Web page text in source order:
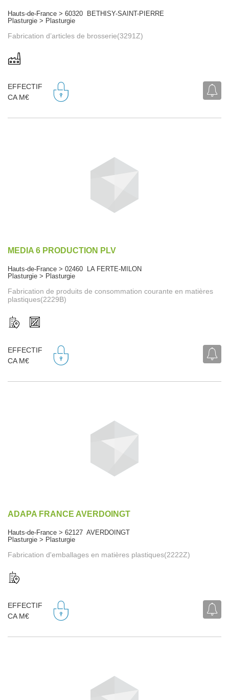
Hauts-de-France > 60320 BETHISY-SAINT-PIERRE
Plasturgie > Plasturgie
Fabrication d’articles de brosserie(3291Z)
EFFECTIF
CA M€
MEDIA 6 PRODUCTION PLV
Hauts-de-France > 02460 LA FERTE-MILON
Plasturgie > Plasturgie
Fabrication de produits de consommation courante en matières
plastiques(2229B)
EFFECTIF
CA M€
ADAPA FRANCE AVERDOINGT
Hauts-de-France > 62127 AVERDOINGT
Plasturgie > Plasturgie
Fabrication d'emballages en matières plastiques(2222Z)
EFFECTIF
CA M€